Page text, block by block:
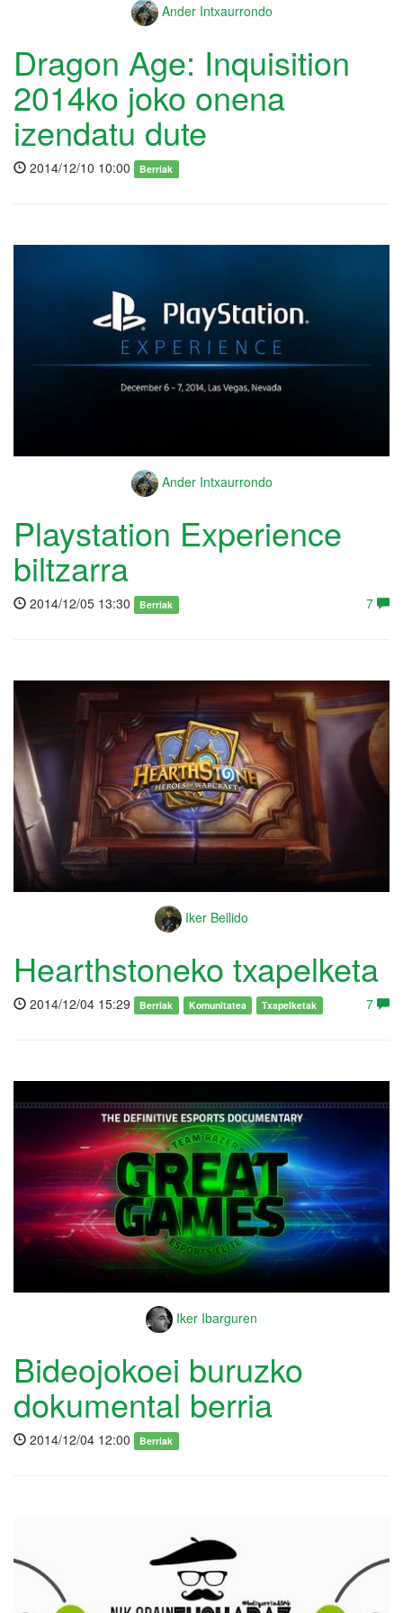
Ander Intxaurrondo
Dragon Age: Inquisition
2014ko joko onena
izendatu dute
2014/12/10 10:00 Berriak
Ander Intxaurrondo
Playstation Experience
biltzarra
2014/12/05 13:30 Berriak 7
Iker Bellido
Hearthstoneko txapelketa
2014/12/04 15:29 Berriak Komunitatea Txapelketak 7
Iker Ibarguren
Bideojokoei buruzko
dokumental berria
2014/12/04 12:00 Berriak